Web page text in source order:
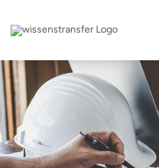
Inhalt
springen